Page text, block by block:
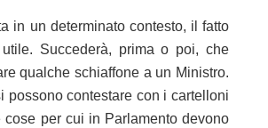
in un determinato contesto, il fatto
Succederà, prima o poi, che
qualche schiaffone a un Ministro.
contestare con i cartelloni
per cui in Parlamento devono